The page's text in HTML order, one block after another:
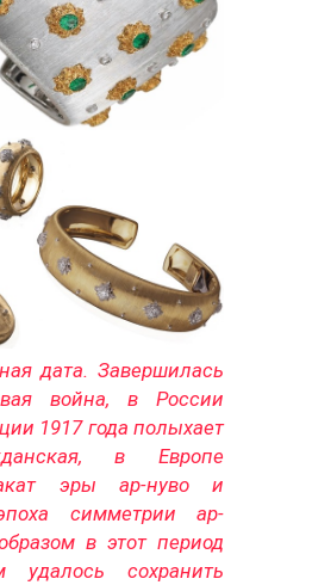
дата. Завершилась
война, в России
1917 года полыхает
в Европе
эры ар-нуво и
симметрии ар-
в этот период
удалось сохранить